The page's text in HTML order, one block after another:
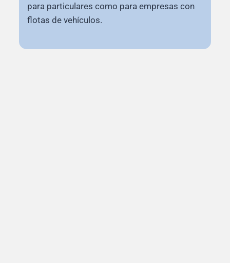
para particulares como para empresas con
flotas de vehículos.